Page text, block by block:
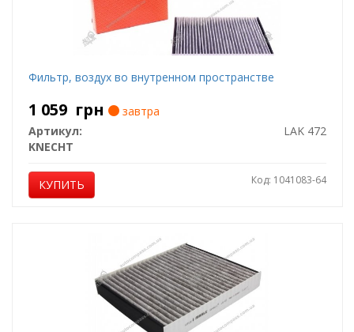
Фильтр, воздух во внутренном пространстве
1 059 грн
завтра
Артикул:
LAK 472
KNECHT
КУПИТЬ Код: 1041083-64